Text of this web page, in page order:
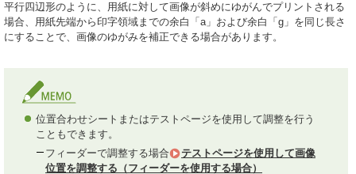
平行四辺形のように、用紙に対して画像が斜めにゆがんでプリントされる
場合、用紙先端から印字領域までの余白「a」および余白「g」を同じ長さ
にすることで、画像のゆがみを補正できる場合があります。
位置合わせシートまたはテストページを使用して調整を行う
こともできます。
フィーダーで調整する場合
テストページを使用して画像
位置を調整する（フィーダーを使用する場合）